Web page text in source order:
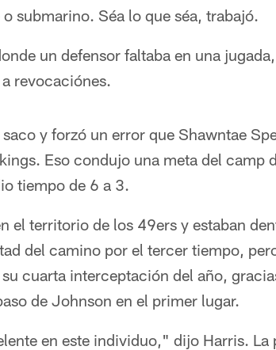
submarino. Séa lo que séa, trabajó.
un defensor faltaba en una
revocaciónes.
y forzó un error que Shawntae
Eso condujo una meta del camp
tiempo de 6 a 3.
el territorio de los 49ers y estaban
del camino por el tercer tiempo,
cuarta interceptación del año,
de Johnson en el primer lugar.
en este individuo," dijo Harris. La